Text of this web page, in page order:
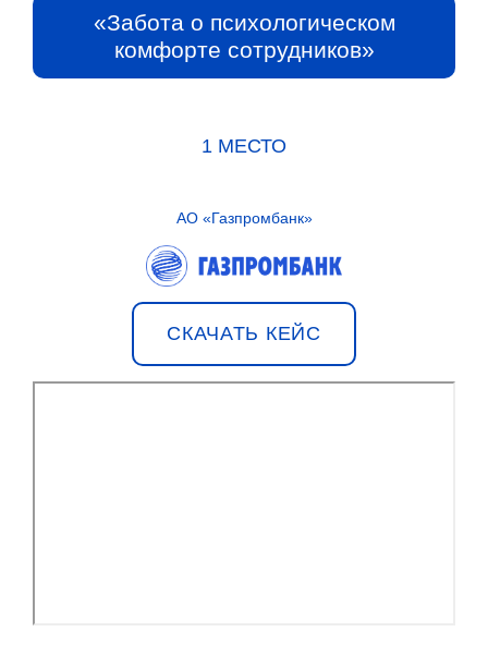
«Забота о психологическом
комфорте сотрудников»
1 МЕСТО
АО «Газпромбанк»
СКАЧАТЬ КЕЙС